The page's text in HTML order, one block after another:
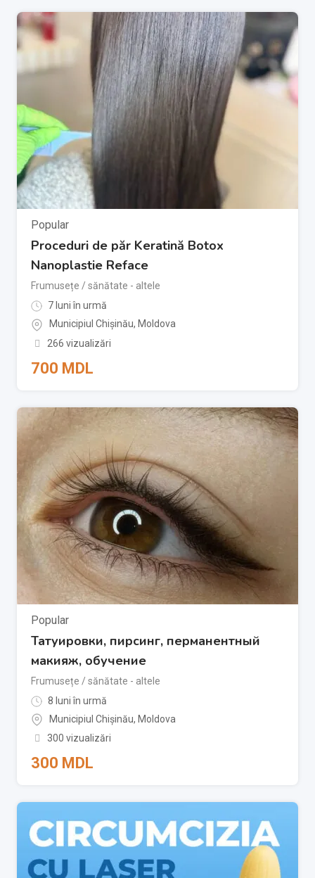
Popular
Proceduri de păr Keratină Botox
Nanoplastie Reface
Frumusețe / sănătate - altele
7 luni în urmă
Municipiul Chișinău, Moldova
266 vizualizări
700 MDL
Popular
Татуировки, пирсинг, перманентный
макияж, обучение
Frumusețe / sănătate - altele
8 luni în urmă
Municipiul Chișinău, Moldova
300 vizualizări
300 MDL